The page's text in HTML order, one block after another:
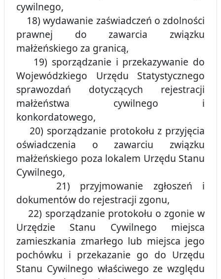
cywilnego,
18) wydawanie zaświadczeń o zdolności
prawnej do zawarcia związku
małżeńskiego za granicą,
19) sporządzanie i przekazywanie do
Wojewódzkiego Urzędu Statystycznego
sprawozdań dotyczących rejestracji
małżeństwa cywilnego i
konkordatowego,
20) sporządzanie protokołu z przyjęcia
oświadczenia o zawarciu związku
małżeńskiego poza lokalem Urzędu Stanu
Cywilnego,
21) przyjmowanie zgłoszeń i
dokumentów do rejestracji zgonu,
22) sporządzanie protokołu o zgonie w
Urzędzie Stanu Cywilnego miejsca
zamieszkania zmarłego lub miejsca jego
pochówku i przekazanie go do Urzędu
Stanu Cywilnego właściwego ze względu